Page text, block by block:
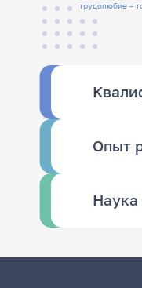
трудолюбие –
Опыт